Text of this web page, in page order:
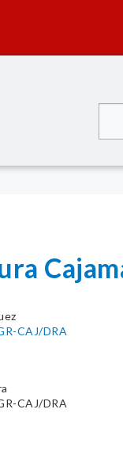
CAJ/DRA
CAJ/DRA